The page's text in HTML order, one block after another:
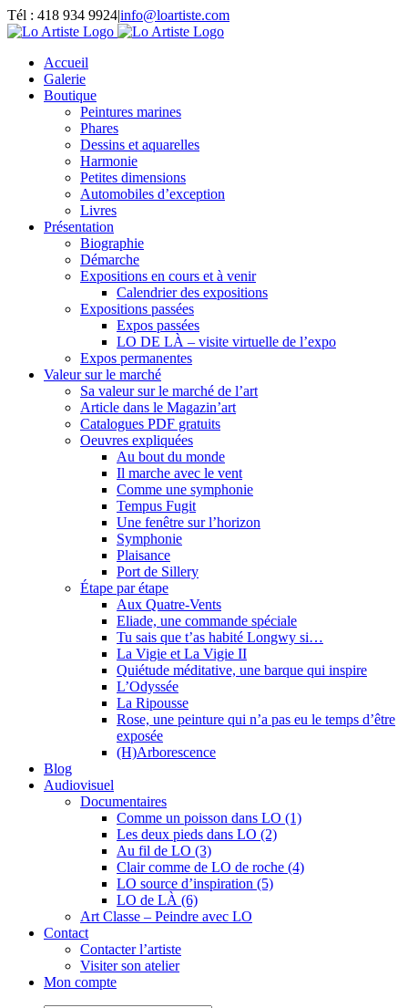
Passer
au
Tél : 418 934 9924|info@loartiste.com
Facebook
Instagram
Email
Pinterest
YouTube
Accueil
Galerie
Boutique
Peintures marines
Phares
Dessins et aquarelles
Harmonie
Petites dimensions
Automobiles d’exception
Livres
Présentation
Biographie
Démarche
Expositions en cours et à venir
Calendrier des expositions
Expositions passées
Expos passées
LO DE LÀ – visite virtuelle de l’expo
Expos permanentes
Valeur sur le marché
Sa valeur sur le marché de l’art
Article dans le Magazin’art
Catalogues PDF gratuits
Oeuvres expliquées
Au bout du monde
Il marche avec le vent
Comme une symphonie
Tempus Fugit
Une fenêtre sur l’horizon
Symphonie
Plaisance
Port de Sillery
Étape par étape
Aux Quatre-Vents
Eliade, une commande spéciale
Tu sais que t’as habité Longwy si…
La Vigie et La Vigie II
Quiétude méditative, une barque qui inspire
L’Odyssée
La Ripousse
Rose, une peinture qui n’a pas eu le temps d’être
exposée
(H)Arborescence
Blog
Audiovisuel
Documentaires
Comme un poisson dans LO (1)
Les deux pieds dans LO (2)
Au fil de LO (3)
Clair comme de LO de roche (4)
LO source d’inspiration (5)
LO de LÀ (6)
Art Classe – Peindre avec LO
Contact
Contacter l’artiste
Visiter son atelier
Mon compte